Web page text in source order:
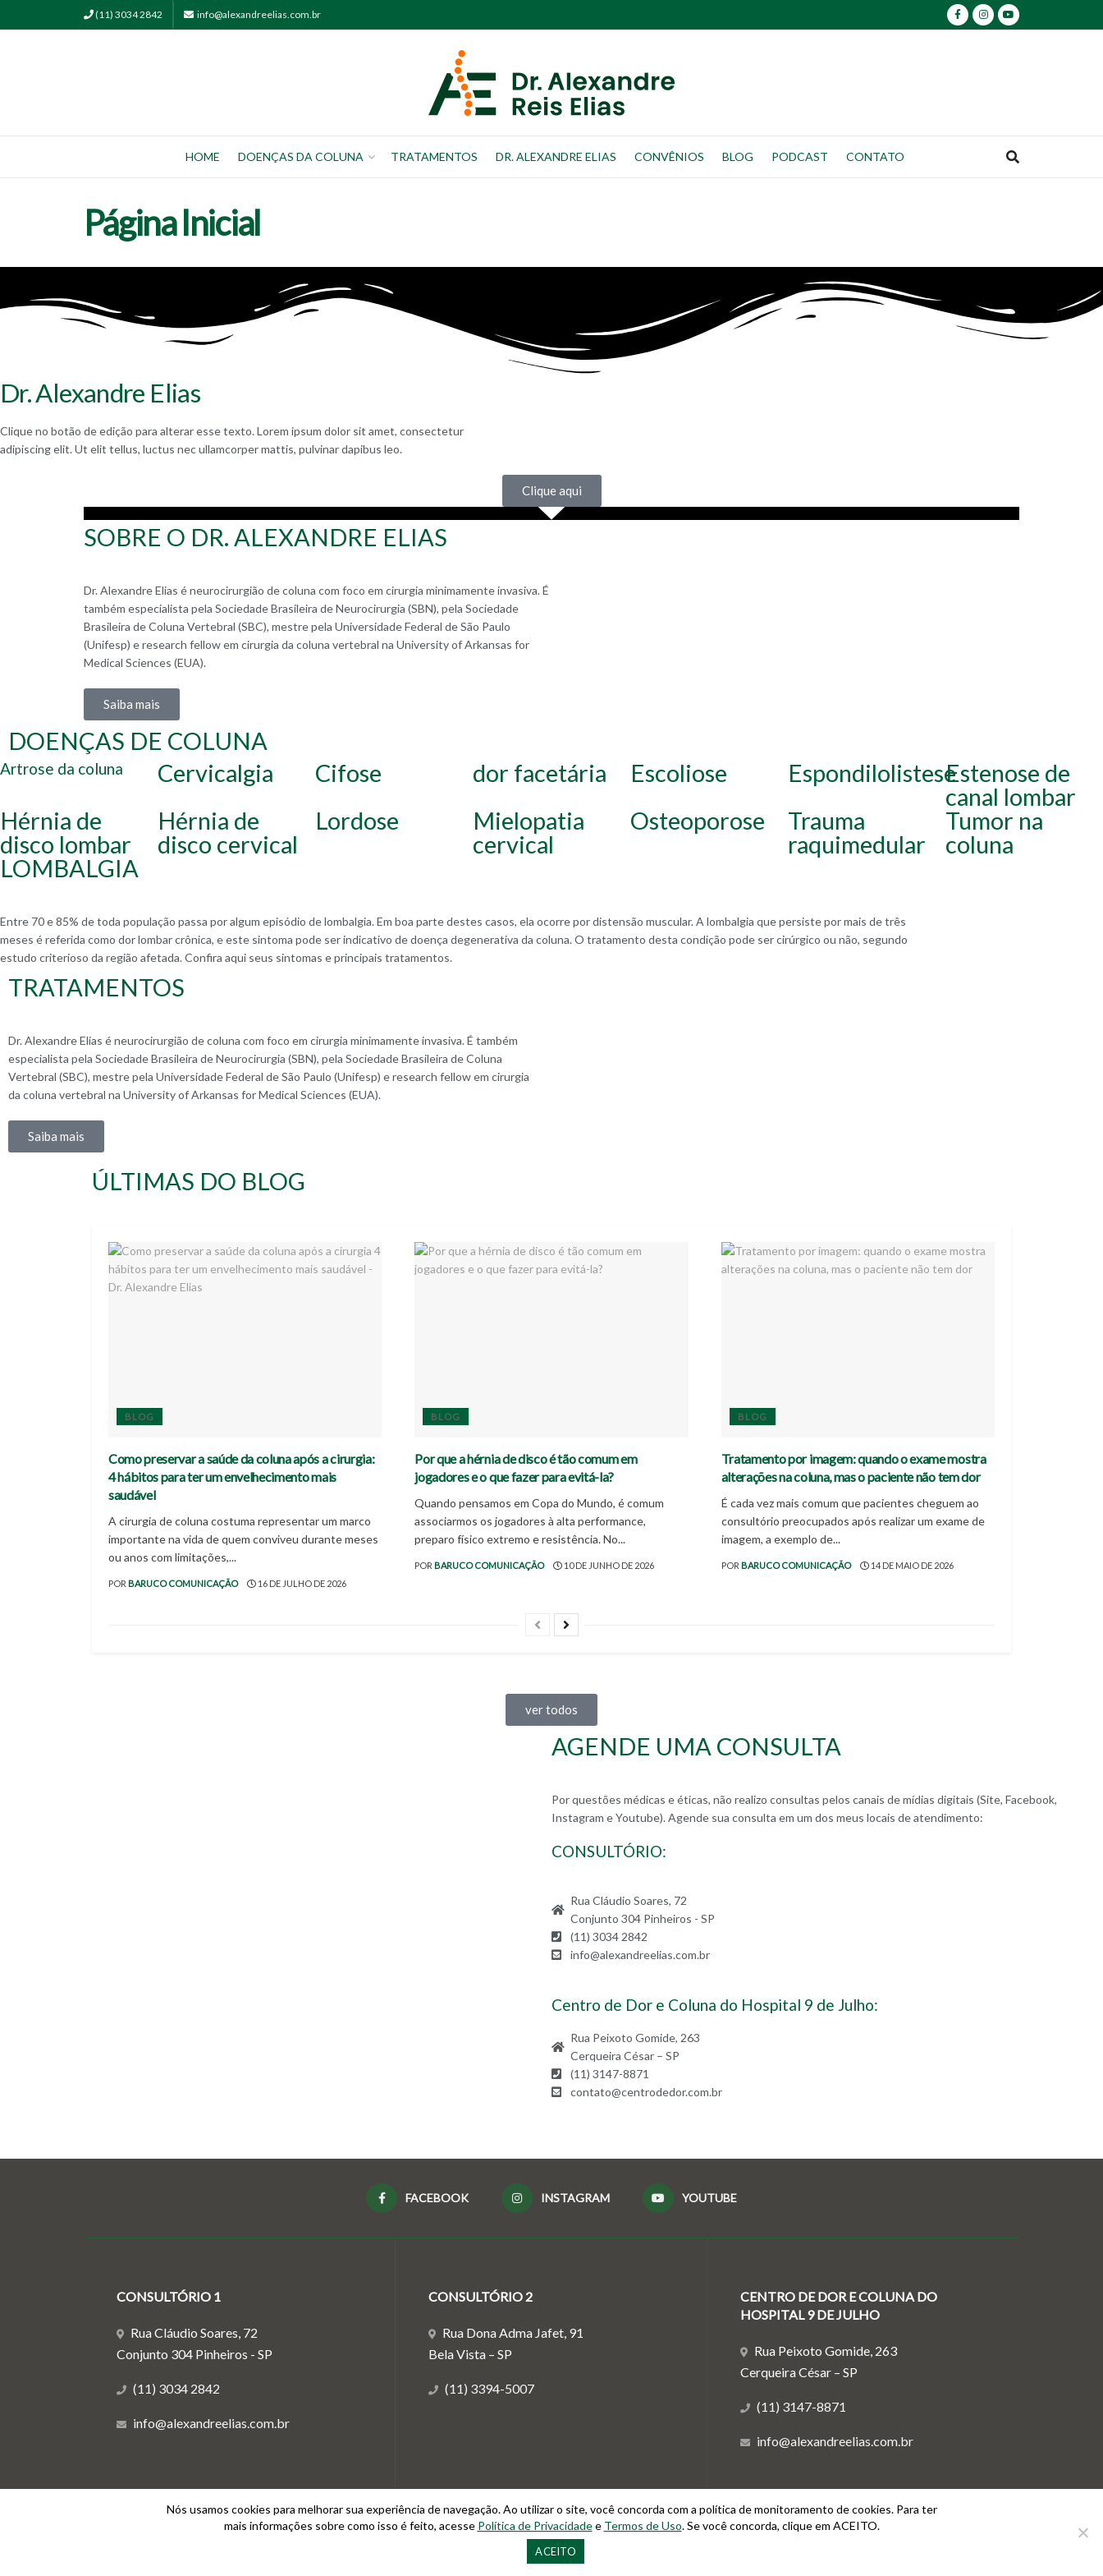
(11) 3034 2842 info@alexandreelias.com.br
HOME DOENÇAS DA COLUNA TRATAMENTOS DR. ALEXANDRE ELIAS CONVÊNIOS BLOG PODCAST CONTATO
Página Inicial
Dr. Alexandre Elias
Clique no botão de edição para alterar esse texto. Lorem ipsum dolor sit amet, consectetur
adipiscing elit. Ut elit tellus, luctus nec ullamcorper mattis, pulvinar dapibus leo.
Clique aqui
SOBRE O DR. ALEXANDRE ELIAS
Dr. Alexandre Elias é neurocirurgião de coluna com foco em cirurgia minimamente invasiva. É
também especialista pela Sociedade Brasileira de Neurocirurgia (SBN), pela Sociedade
Brasileira de Coluna Vertebral (SBC), mestre pela Universidade Federal de São Paulo
(Unifesp) e research fellow em cirurgia da coluna vertebral na University of Arkansas for
Medical Sciences (EUA).
Saiba mais
DOENÇAS DE COLUNA
Artrose da coluna Cervicalgia Cifose dor facetária Escoliose EspondilolisteseEstenose de
canal lombar
Hérnia de
disco lombar
Hérnia de
disco cervical
Lordose
Mielopatia
cervical
Osteoporose
Trauma
raquimedular
Tumor na
coluna
LOMBALGIA
Entre 70 e 85% de toda população passa por algum episódio de lombalgia. Em boa parte destes casos, ela ocorre por distensão muscular. A lombalgia que persiste por mais de três
meses é referida como dor lombar crônica, e este sintoma pode ser indicativo de doença degenerativa da coluna. O tratamento desta condição pode ser cirúrgico ou não, segundo
estudo criterioso da região afetada. Confira aqui seus sintomas e principais tratamentos.
TRATAMENTOS
Dr. Alexandre Elias é neurocirurgião de coluna com foco em cirurgia minimamente invasiva. É também
especialista pela Sociedade Brasileira de Neurocirurgia (SBN), pela Sociedade Brasileira de Coluna
Vertebral (SBC), mestre pela Universidade Federal de São Paulo (Unifesp) e research fellow em cirurgia
da coluna vertebral na University of Arkansas for Medical Sciences (EUA).
Saiba mais
ÚLTIMAS DO BLOG
BLOG
Como preservar a saúde da coluna após a cirurgia:
4 hábitos para ter um envelhecimento mais
saudável
A cirurgia de coluna costuma representar um marco
importante na vida de quem conviveu durante meses
ou anos com limitações,...
POR BARUCO COMUNICAÇÃO 16 DE JULHO DE 2026
BLOG
Por que a hérnia de disco é tão comum em
jogadores e o que fazer para evitá-la?
Quando pensamos em Copa do Mundo, é comum
associarmos os jogadores à alta performance,
preparo físico extremo e resistência. No...
POR BARUCO COMUNICAÇÃO 10 DE JUNHO DE 2026
BLOG
Tratamento por imagem: quando o exame mostra
alterações na coluna, mas o paciente não tem dor
É cada vez mais comum que pacientes cheguem ao
consultório preocupados após realizar um exame de
imagem, a exemplo de...
POR BARUCO COMUNICAÇÃO 14 DE MAIO DE 2026
ver todos
AGENDE UMA CONSULTA
Por questões médicas e éticas, não realizo consultas pelos canais de mídias digitais (Site, Facebook,
Instagram e Youtube). Agende sua consulta em um dos meus locais de atendimento:
CONSULTÓRIO:
Rua Cláudio Soares, 72
Conjunto 304 Pinheiros - SP
(11) 3034 2842
info@alexandreelias.com.br
Centro de Dor e Coluna do Hospital 9 de Julho:
Rua Peixoto Gomide, 263
Cerqueira César – SP
(11) 3147-8871
contato@centrodedor.com.br
FACEBOOK INSTAGRAM YOUTUBE
CONSULTÓRIO 1
Rua Cláudio Soares, 72
Conjunto 304 Pinheiros - SP
(11) 3034 2842
info@alexandreelias.com.br
CONSULTÓRIO 2
Rua Dona Adma Jafet, 91
Bela Vista – SP
(11) 3394-5007
CENTRO DE DOR E COLUNA DO
HOSPITAL 9 DE JULHO
Rua Peixoto Gomide, 263
Cerqueira César – SP
(11) 3147-8871
info@alexandreelias.com.br
Agende sua consulta também pelo WhatsApp: (11) 96373-6065 © 2019 - DR. ALEXANDRE ELIAS - TODOS OS DIREITOS RESERVADOS
Nós usamos cookies para melhorar sua experiência de navegação. Ao utilizar o site, você concorda com a política de monitoramento de cookies. Para ter
mais informações sobre como isso é feito, acesse Política de Privacidadee Termos de Uso. Se você concorda, clique em ACEITO.
ACEITO